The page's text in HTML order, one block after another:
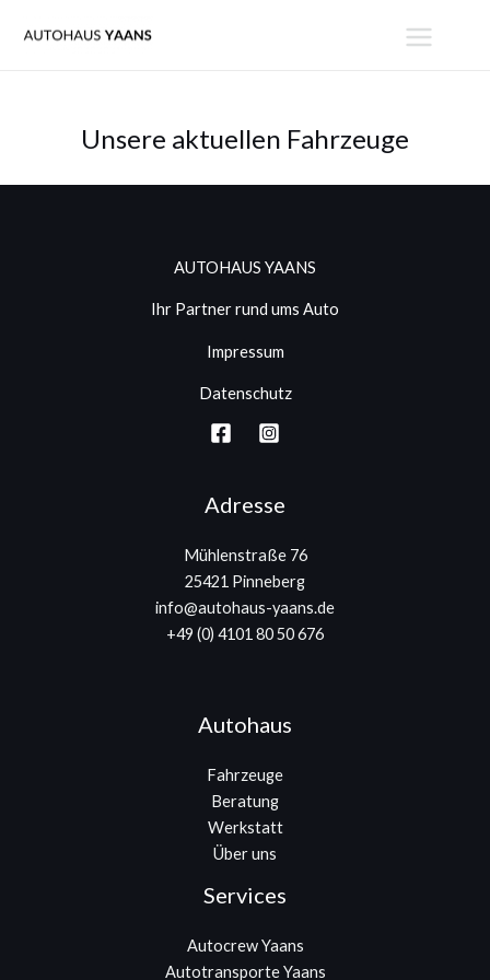
Inhalt
Unsere aktuellen Fahrzeuge
AUTOHAUS YAANS
Ihr Partner rund ums Auto
Impressum
Datenschutz
Adresse
Mühlenstraße 76
25421 Pinneberg
info@autohaus-yaans.de
+49 (0) 4101 80 50 676
Autohaus
Fahrzeuge
Beratung
Werkstatt
Über uns
Services
Autocrew Yaans
Autotransporte Yaans